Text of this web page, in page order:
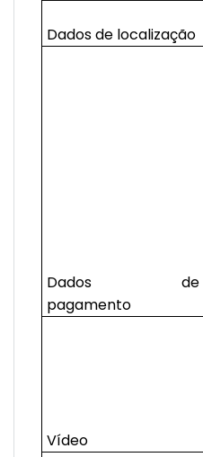
Dados de localização
Dados de
pagamento
Vídeo